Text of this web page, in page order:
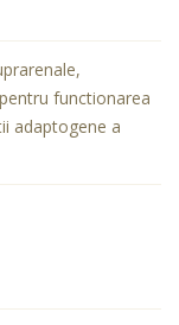
functionarea
adaptogene a